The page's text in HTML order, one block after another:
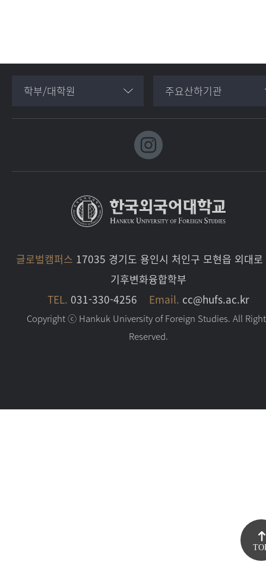
학부/대학원 주요산하기관
글로벌캠퍼스 17035 경기도 용인시 처인구 모현읍 외대
기후변화융합학부
TEL. 031-330-4256 Email. cc@hufs.ac.kr
Copyright ⓒ Hankuk University of Foreign Studies. All
Reserved.